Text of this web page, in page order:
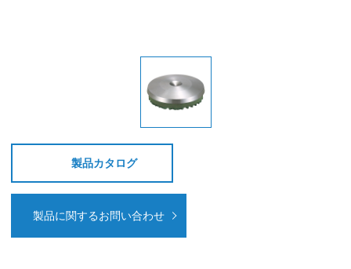
製品カタログ
製品に関するお問い合わせ